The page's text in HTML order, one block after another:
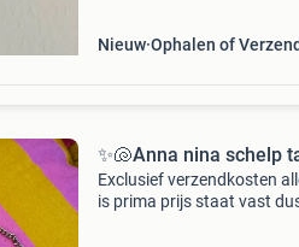
Nieuw Ophalen of
✨🐚Anna nina schelp
Exclusief verzendkosten
is prima prijs staat vast